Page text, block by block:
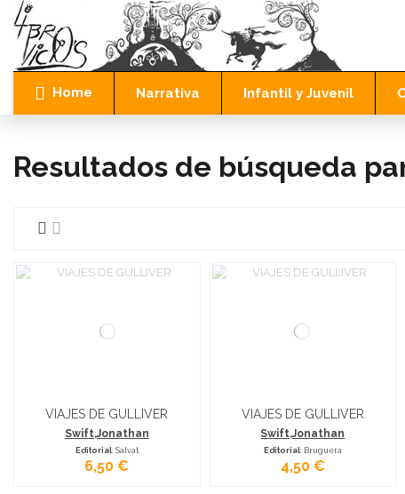
Home Narrativa Infantil y Juvenil
Resultados de búsqueda
VIAJES DE GULLIVER
Swift,Jonathan
Editorial: Salvat
6,50 €
VIAJES DE GULLIVER
Swift,Jonathan
Editorial: Bruguera
4,50 €